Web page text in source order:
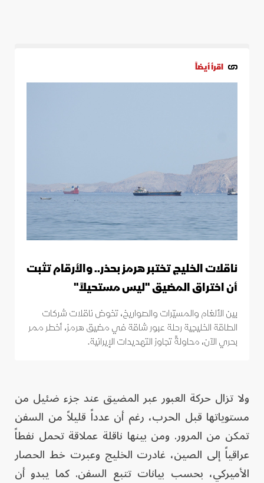
اقرأ أيضاً
ناقلات الخليج تختبر هرمز بحذر.. والأرقام تثبت
أن اختراق المضيق "ليس مستحيلاً"
بين الألغام والمسيّرات والصواريخ، تخوض ناقلات شركات
الطاقة الخليجية رحلة عبور شاقة في مضيق هرمز، أخطر ممر
بحري الآن، محاولةً تجاوز التهديدات الإيرانية.
ولا تزال حركة العبور عبر المضيق عند جزء ضئيل من
مستوياتها قبل الحرب، رغم أن عدداً قليلاً من السفن
تمكن من المرور. ومن بينها ناقلة عملاقة تحمل نفطاً
عراقياً إلى الصين، غادرت الخليج وعبرت خط الحصار
الأميركي، بحسب بيانات تتبع السفن. كما يبدو أن